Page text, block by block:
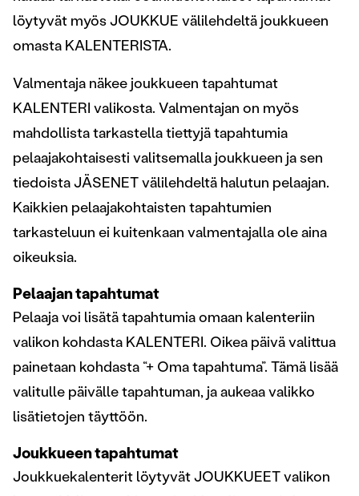
löytyvät myös JOUKKUE välilehdeltä joukkueen
omasta KALENTERISTA.
Valmentaja näkee joukkueen tapahtumat
KALENTERI valikosta. Valmentajan on myös
mahdollista tarkastella tiettyjä tapahtumia
pelaajakohtaisesti valitsemalla joukkueen ja sen
tiedoista JÄSENET välilehdeltä halutun pelaajan.
Kaikkien pelaajakohtaisten tapahtumien
tarkasteluun ei kuitenkaan valmentajalla ole aina
oikeuksia.
Pelaajan tapahtumat
Pelaaja voi lisätä tapahtumia omaan kalenteriin
valikon kohdasta KALENTERI. Oikea päivä valittua
painetaan kohdasta “+ Oma tapahtuma”. Tämä lisää
valitulle päivälle tapahtuman, ja aukeaa valikko
lisätietojen täyttöön.
Joukkueen tapahtumat
Joukkuekalenterit löytyvät JOUKKUEET valikon